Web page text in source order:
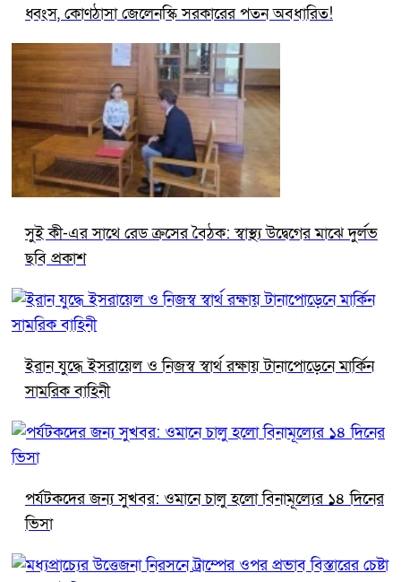
ধ্বংস, কোণঠাসা জেলেনস্কি সরকারের পতন অবধারিত!
সুই কী-এর সাথে রেড ক্রসের বৈঠক: স্বাস্থ্য উদ্বেগের মাঝে দুর্লভ
ছবি প্রকাশ
ইরান যুদ্ধে ইসরায়েল ও নিজস্ব স্বার্থ রক্ষায় টানাপোড়েনে মার্কিন
সামরিক বাহিনী
পর্যটকদের জন্য সুখবর: ওমানে চালু হলো বিনামূল্যের ১৪ দিনের
ভিসা